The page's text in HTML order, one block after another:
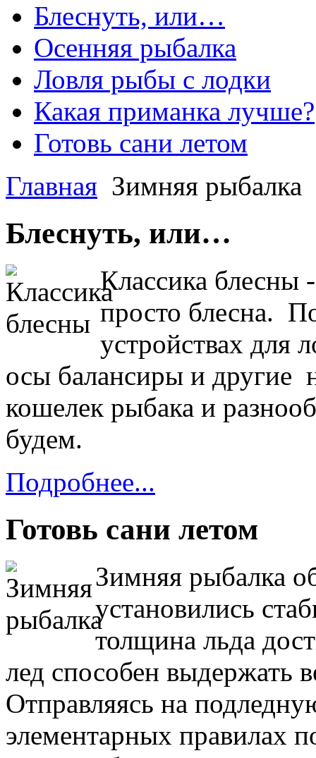
Блеснуть, или…
Осенняя рыбалка
Ловля рыбы с лодки
Какая приманка лучше?
Готовь сани летом
Главная Зимняя рыбалка
Блеснуть, или…
Классика блесны
просто блесна.
устройствах для
осы балансиры и другие
кошелек рыбака и
будем.
Подробнее...
Готовь сани летом
Зимняя рыбалка
установились
толщина льда
лед способен выдержать
Отправляясь на
элементарных правилах